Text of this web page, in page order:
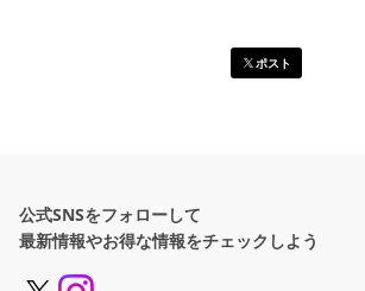
ポスト
公式SNSをフォローして
最新情報やお得な情報をチェックしよう